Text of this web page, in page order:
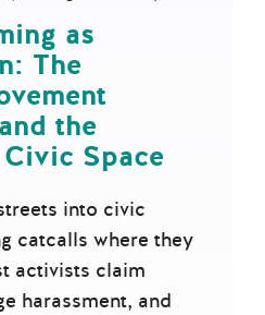
as
The
the
Space
into civic
catcalls where they
activists claim
harassment, and